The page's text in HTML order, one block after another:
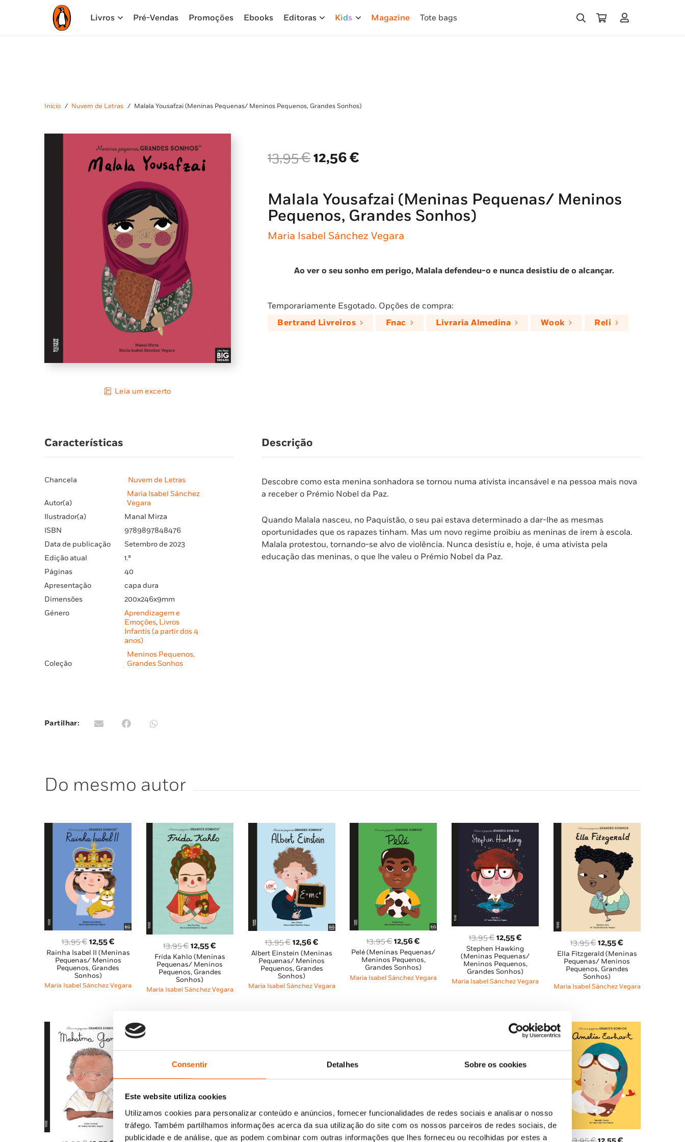
Consentir Detalhes Sobre os cookies
Este website utiliza cookies
Utilizamos cookies para personalizar conteúdo e anúncios, fornecer funcionalidades de redes sociais e analisar o nosso
tráfego. Também partilhamos informações acerca da sua utilização do site com os nossos parceiros de redes sociais, de
publicidade e de análise, que as podem combinar com outras informações que lhes forneceu ou recolhidas por estes a
Livros Pré-Vendas Promoções Ebooks Editoras Kids Magazine Tote bags
Início / Nuvem de Letras / Malala Yousafzai (Meninas Pequenas/ Meninos Pequenos, Grandes Sonhos)
Leia um excerto
13,95€O
preço
era:
13,95 €.
12,56€
é:
12,56 €.
Malala Yousafzai (Meninas Pequenas/ Meninos
Pequenos, Grandes Sonhos)
Maria Isabel Sánchez Vegara
Ao ver o seu sonho em perigo, Malala defendeu-o e nunca desistiu de o alcançar.
Temporariamente Esgotado. Opções de compra:
Bertrand Livreiros
Fnac Livraria Almedina Wook Reli
Características
Chancela Nuvem de Letras
Autor(a)
Maria Isabel Sánchez
Vegara
Ilustrador(a)
Manal Mirza
ISBN
9789897848476
Data de publicação
Setembro de 2023
Edição atual
1.ª
Páginas
40
Apresentação
capa dura
Dimensões
200x246x9mm
Género
Aprendizagem e
Emoções, Livros
Infantis (a partir dos 4
anos)
Coleção
Meninos Pequenos,
Grandes Sonhos
Partilhar:
Descrição
Descobre como esta menina sonhadora se tornou numa ativista incansável e na pessoa mais nova
a receber o Prémio Nobel da Paz.
Quando Malala nasceu, no Paquistão, o seu pai estava determinado a dar-lhe as mesmas
oportunidades que os rapazes tinham. Mas um novo regime proibiu as meninas de irem à escola.
Malala protestou, tornando-se alvo de violência. Nunca desistiu e, hoje, é uma ativista pela
educação das meninas, o que lhe valeu o Prémio Nobel da Paz.
Do mesmo autor
13,95€ O
preço
original
era:
13,95 €.
12,55€O
preço
atual
12,55 €.
Rainha Isabel II (Meninas
Pequenas/ Meninos
Pequenos, Grandes
Sonhos)
Maria Isabel Sánchez Vegara
13,95€O
preço
original
era:
13,95 €.
12,55€
preço
atual
12,55 €.
Frida Kahlo (Meninas
Pequenas/ Meninos
Pequenos, Grandes
Sonhos)
Maria Isabel Sánchez Vegara
13,95€ O
preço
original
era:
13,95 €.
12,56€O
preço
atual
12,56 €.
Albert Einstein (Meninas
Pequenas/ Meninos
Pequenos, Grandes
Sonhos)
Maria Isabel Sánchez Vegara
13,95€O
preço
original
era:
12,56€
preço
atual
é:
Pelé (Meninas Pequenas/
Meninos Pequenos,
Grandes Sonhos)
Maria Isabel Sánchez Vegara
13,95€ O
preço
original
era:
13,95 €.
12,55€O
preço
atual
é:
12,55 €.
Stephen Hawking
(Meninas Pequenas/
Meninos Pequenos,
Grandes Sonhos)
Maria Isabel Sánchez Vegara
13,95€O
preço
original
era:
13,95 €.
12,55€
preço
atual
12,55 €.
Ella Fitzgerald (Meninas
Pequenas/ Meninos
Pequenos, Grandes
Sonhos)
Maria Isabel Sánchez Vegara
O
O